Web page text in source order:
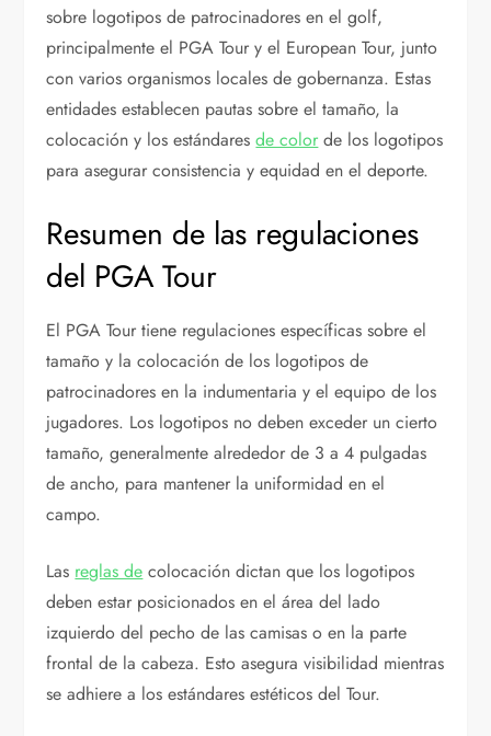
sobre logotipos de patrocinadores en el golf,
principalmente el PGA Tour y el European Tour, junto
con varios organismos locales de gobernanza. Estas
entidades establecen pautas sobre el tamaño, la
colocación y los estándaresde color de los logotipos
para asegurar consistencia y equidad en el deporte.
Resumen de las regulaciones
del PGA Tour
El PGA Tour tiene regulaciones específicas sobre el
tamaño y la colocación de los logotipos de
patrocinadores en la indumentaria y el equipo de los
jugadores. Los logotipos no deben exceder un cierto
tamaño, generalmente alrededor de 3 a 4 pulgadas
de ancho, para mantener la uniformidad en el
campo.
Las reglas de colocación dictan que los logotipos
deben estar posicionados en el área del lado
izquierdo del pecho de las camisas o en la parte
frontal de la cabeza. Esto asegura visibilidad mientras
se adhiere a los estándares estéticos del Tour.